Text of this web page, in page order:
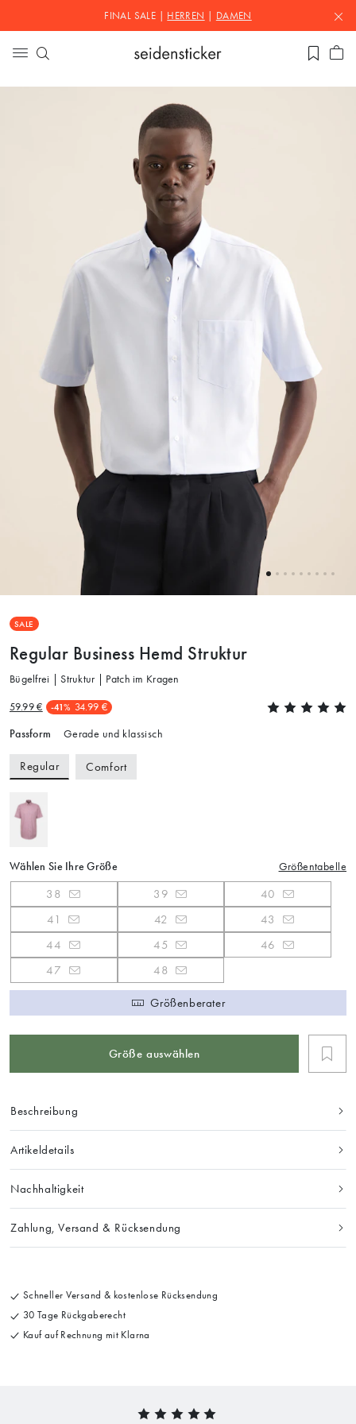
FINAL SALE | HERREN DAMEN
SALE
Regular Business Hemd Struktur
Bügelfrei | Struktur | Patch im Kragen
59.99 € -41% 34.99 €
Passform Gerade und klassisch
Regular Comfort
Wählen Sie Ihre Größe Größentabelle
38 39
40
41
42
43
44
45
46
47
48
Größenberater
Größe auswählen
Beschreibung
Artikeldetails
Nachhaltigkeit
Zahlung, Versand & Rücksendung
Schneller Versand & kostenlose Rücksendung
30 Tage Rückgaberecht
Kauf auf Rechnung mit Klarna